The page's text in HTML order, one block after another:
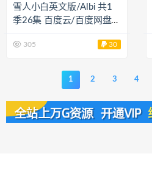
雪人小白英文版/Albi 共1
季26集 百度云/百度网盘下
305 30
1 2 3 4